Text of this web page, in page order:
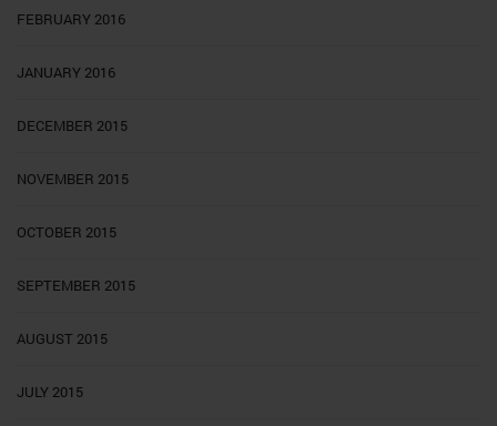
FEBRUARY 2016
JANUARY 2016
DECEMBER 2015
NOVEMBER 2015
OCTOBER 2015
SEPTEMBER 2015
AUGUST 2015
JULY 2015